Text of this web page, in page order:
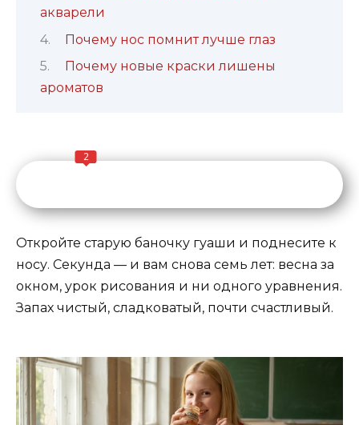
акварели
Почему нос помнит лучше глаз
Почему новые краски лишены
ароматов
2
Откройте старую баночку гуаши и поднесите к
носу. Секунда — и вам снова семь лет: весна за
окном, урок рисования и ни одного уравнения.
Запах чистый, сладковатый, почти счастливый.